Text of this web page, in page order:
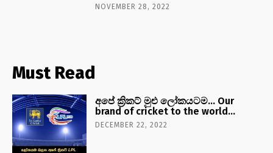
NOVEMBER 28, 2022
Must Read
අපේ ක්‍රිකට් මුළු ලෝකයටම… Our
brand of cricket to the world…
DECEMBER 22, 2022